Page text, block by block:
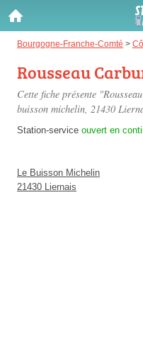
Bourgogne-Franche-Comté >
Rousseau
Cette fiche présente
buisson michelin, 21430
Station-service ouvert en
Le Buisson Michelin
21430 Liernais
Gazole :
Disponible
SP 98 :
Disponible
Disponible